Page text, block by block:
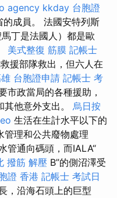
agency kkday 台胞證
成員。 法國安特列斯
丁是法國人）都是歐
美式整復 筋膜 記帳士
援部隊救出，但六人在
台胞證申請 記帳士 考
市政當局的各種援助，
他意外支出。 烏日按
生活在生計水平以下的
管理和公共廢物處理
管通向碼頭，而IALA“
撥筋 解壓 B”的側沼澤受
證 香港 記帳士 考試日
，沿海石頭上的巨型